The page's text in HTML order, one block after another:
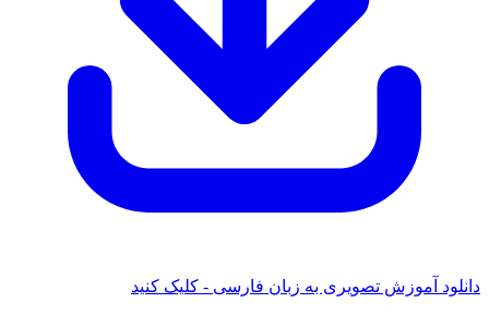
آموزش تصویری به زبان فارسی - کلیک کنید